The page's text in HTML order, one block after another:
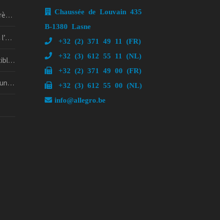
!
!
?
Chaussée de Louvain 435
B-1380 Lasne
+32 (2) 371 49 11 (FR)
+32 (3) 612 55 11 (NL)
+32 (2) 371 49 00 (FR)
+32 (3) 612 55 00 (NL)
info@allegro.be